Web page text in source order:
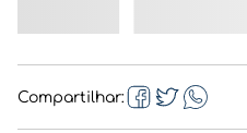
Compartilhar